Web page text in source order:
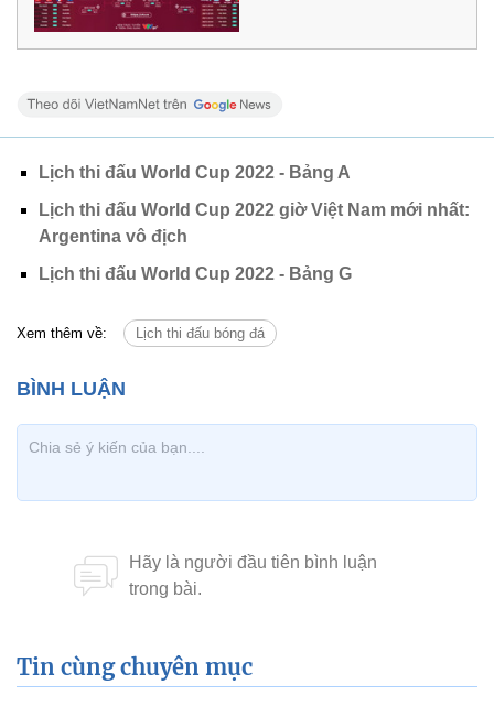
Lịch thi đấu World Cup 2022 - Bảng A
Lịch thi đấu World Cup 2022 giờ Việt Nam mới nhất:
Argentina vô địch
Lịch thi đấu World Cup 2022 - Bảng G
Xem thêm về: Lịch thi đấu bóng đá
Tin cùng chuyên mục